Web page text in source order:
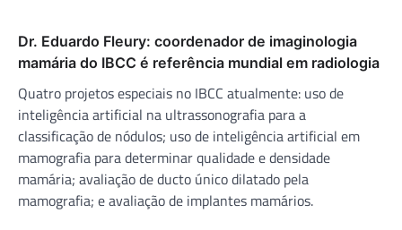
Dr. Eduardo Fleury: coordenador de imaginologia
mamária do IBCC é referência mundial em radiologia
Quatro projetos especiais no IBCC atualmente: uso de
inteligência artificial na ultrassonografia para a
classificação de nódulos; uso de inteligência artificial em
mamografia para determinar qualidade e densidade
mamária; avaliação de ducto único dilatado pela
mamografia; e avaliação de implantes mamários.